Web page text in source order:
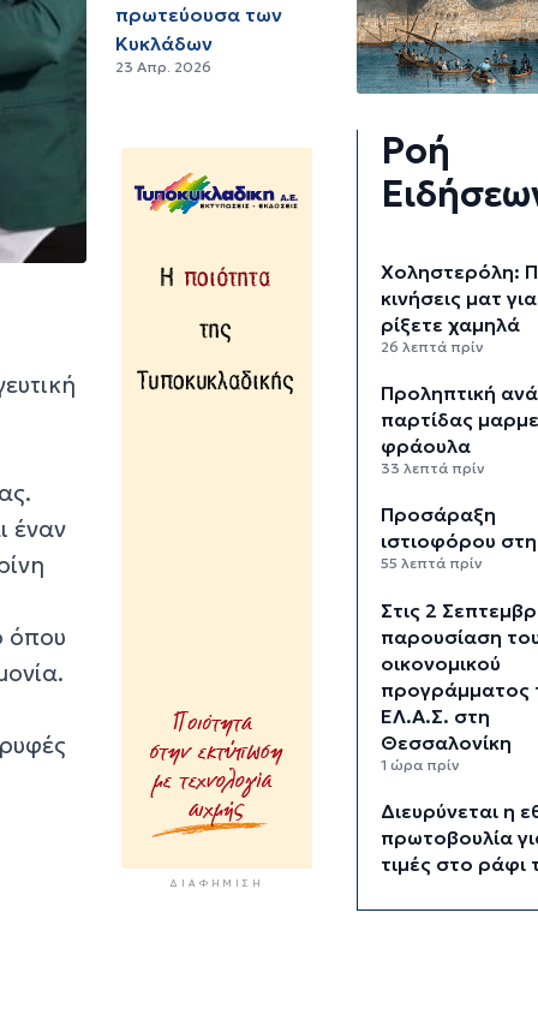
έναν
όπου
πρωτεύουσα των
Κυκλάδων
23 Απρ. 2026
ΔΙΑΦΉΜΙΣΗ
Ροή
Χοληστερόλη:
κινήσεις ματ
ρίξετε χαμηλά
26 λεπτά πρίν
Προληπτική
παρτίδας
φράουλα
33 λεπτά πρίν
Προσάραξη
ιστιοφόρου
55 λεπτά πρίν
Στις 2
παρουσίαση
οικονομικού
προγράμματος
ΕΛ.Α.Σ. στη
Θεσσαλονίκη
1 ώρα πρίν
Διευρύνεται η
πρωτοβουλία
τιμές στο ράφι
1 ώρα 25 λεπτά πρίν